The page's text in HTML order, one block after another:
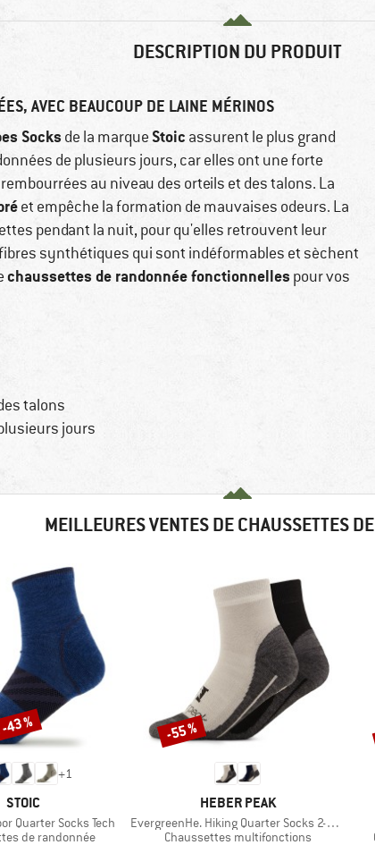
DESCRIPTION DU PRODUIT
AVEC BEAUCOUP DE LAINE MÉRINOS
Socks de la marqueStoic assurent le plus grand
de plusieurs jours, car elles ont une forte
au niveau des orteils et des talons. La
et empêche la formation de mauvaises odeurs. La
pendant la nuit, pour qu'elles retrouvent leur
synthétiques qui sont indéformables et sèchent
chaussettes de randonnée fonctionnelles pour vos
talons
jours
MEILLEURES VENTES DE CHAUSSETTES
+1
MARQUE
STOIC
Quarter Socks Tech
de randonnée
%
MARQUE
HEBER PEAK
Article
EvergreenHe. Hiking Quarter Socks 2-Pack
Product group
Chaussettes multifonctions
Remise
-55 %